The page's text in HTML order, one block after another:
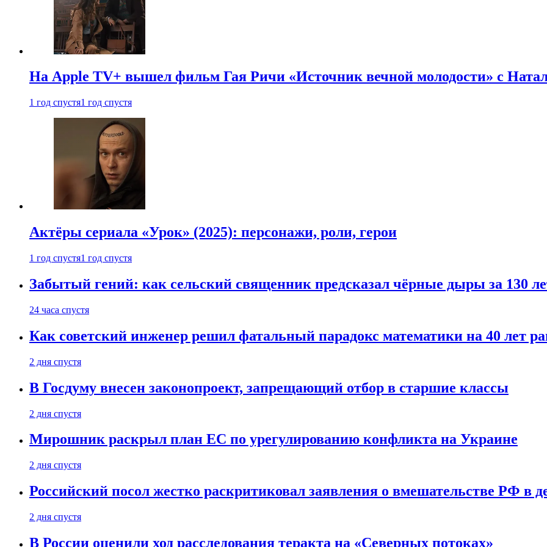
На Apple TV+ вышел фильм Гая Ричи «Источник вечной молодости» с
1 год спустя1 год спустя
Актёры сериала «Урок» (2025): персонажи, роли, герои
1 год спустя1 год спустя
Забытый гений: как сельский священник предсказал чёрные дыры за 130
24 часа спустя
Как советский инженер решил фатальный парадокс математики на 40 лет
2 дня спустя
В Госдуму внесен законопроект, запрещающий отбор в старшие классы
2 дня спустя
Мирошник раскрыл план ЕС по урегулированию конфликта на Украине
2 дня спустя
Российский посол жестко раскритиковал заявления о вмешательстве РФ в
2 дня спустя
В России оценили ход расследования теракта на «Северных потоках»